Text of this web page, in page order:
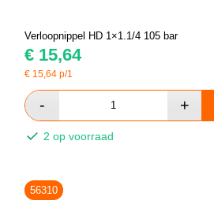
Verloopnippel HD 1×1.1/4 105 bar
€ 15,64
€ 15,64 p/1
2 op voorraad
56310